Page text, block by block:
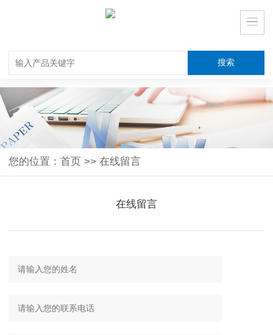
您的位置： 首页 >> 在线留言
在线留言